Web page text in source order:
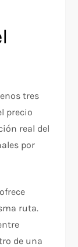
tres
precio
real del
por
ruta.
de una